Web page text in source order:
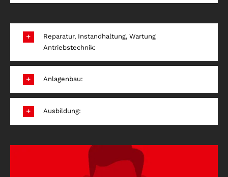
Reparatur, Instandhaltung, Wartung
Antriebstechnik:
Anlagenbau:
Ausbildung: